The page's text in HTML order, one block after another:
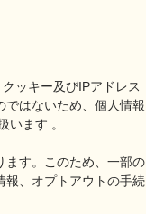
ッキー及びIPアドレス
ではないため、個人情報
います 。
ます。このため、一部の
報、オプトアウトの手続